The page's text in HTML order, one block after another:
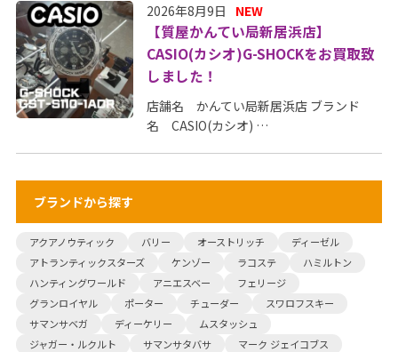
2026年8月9日 NEW
【質屋かんてい局新居浜店】
CASIO(カシオ)G-SHOCKをお買取致
しました！
店舗名 かんてい局新居浜店 ブランド
名 CASIO(カシオ) …
ブランドから探す
アクアノウティック バリー オーストリッチ
ディーゼル
アトランティックスターズ
ケンゾー ラコステ
ハミルトン
ハンティングワールド
アニエスベー
フェリージ
グランロイヤル
ポーター チューダー
スワロフスキー
サマンサベガ
ディーケリー
ムスタッシュ
ジャガー・ルクルト
サマンサタバサ
マーク ジェイコブス